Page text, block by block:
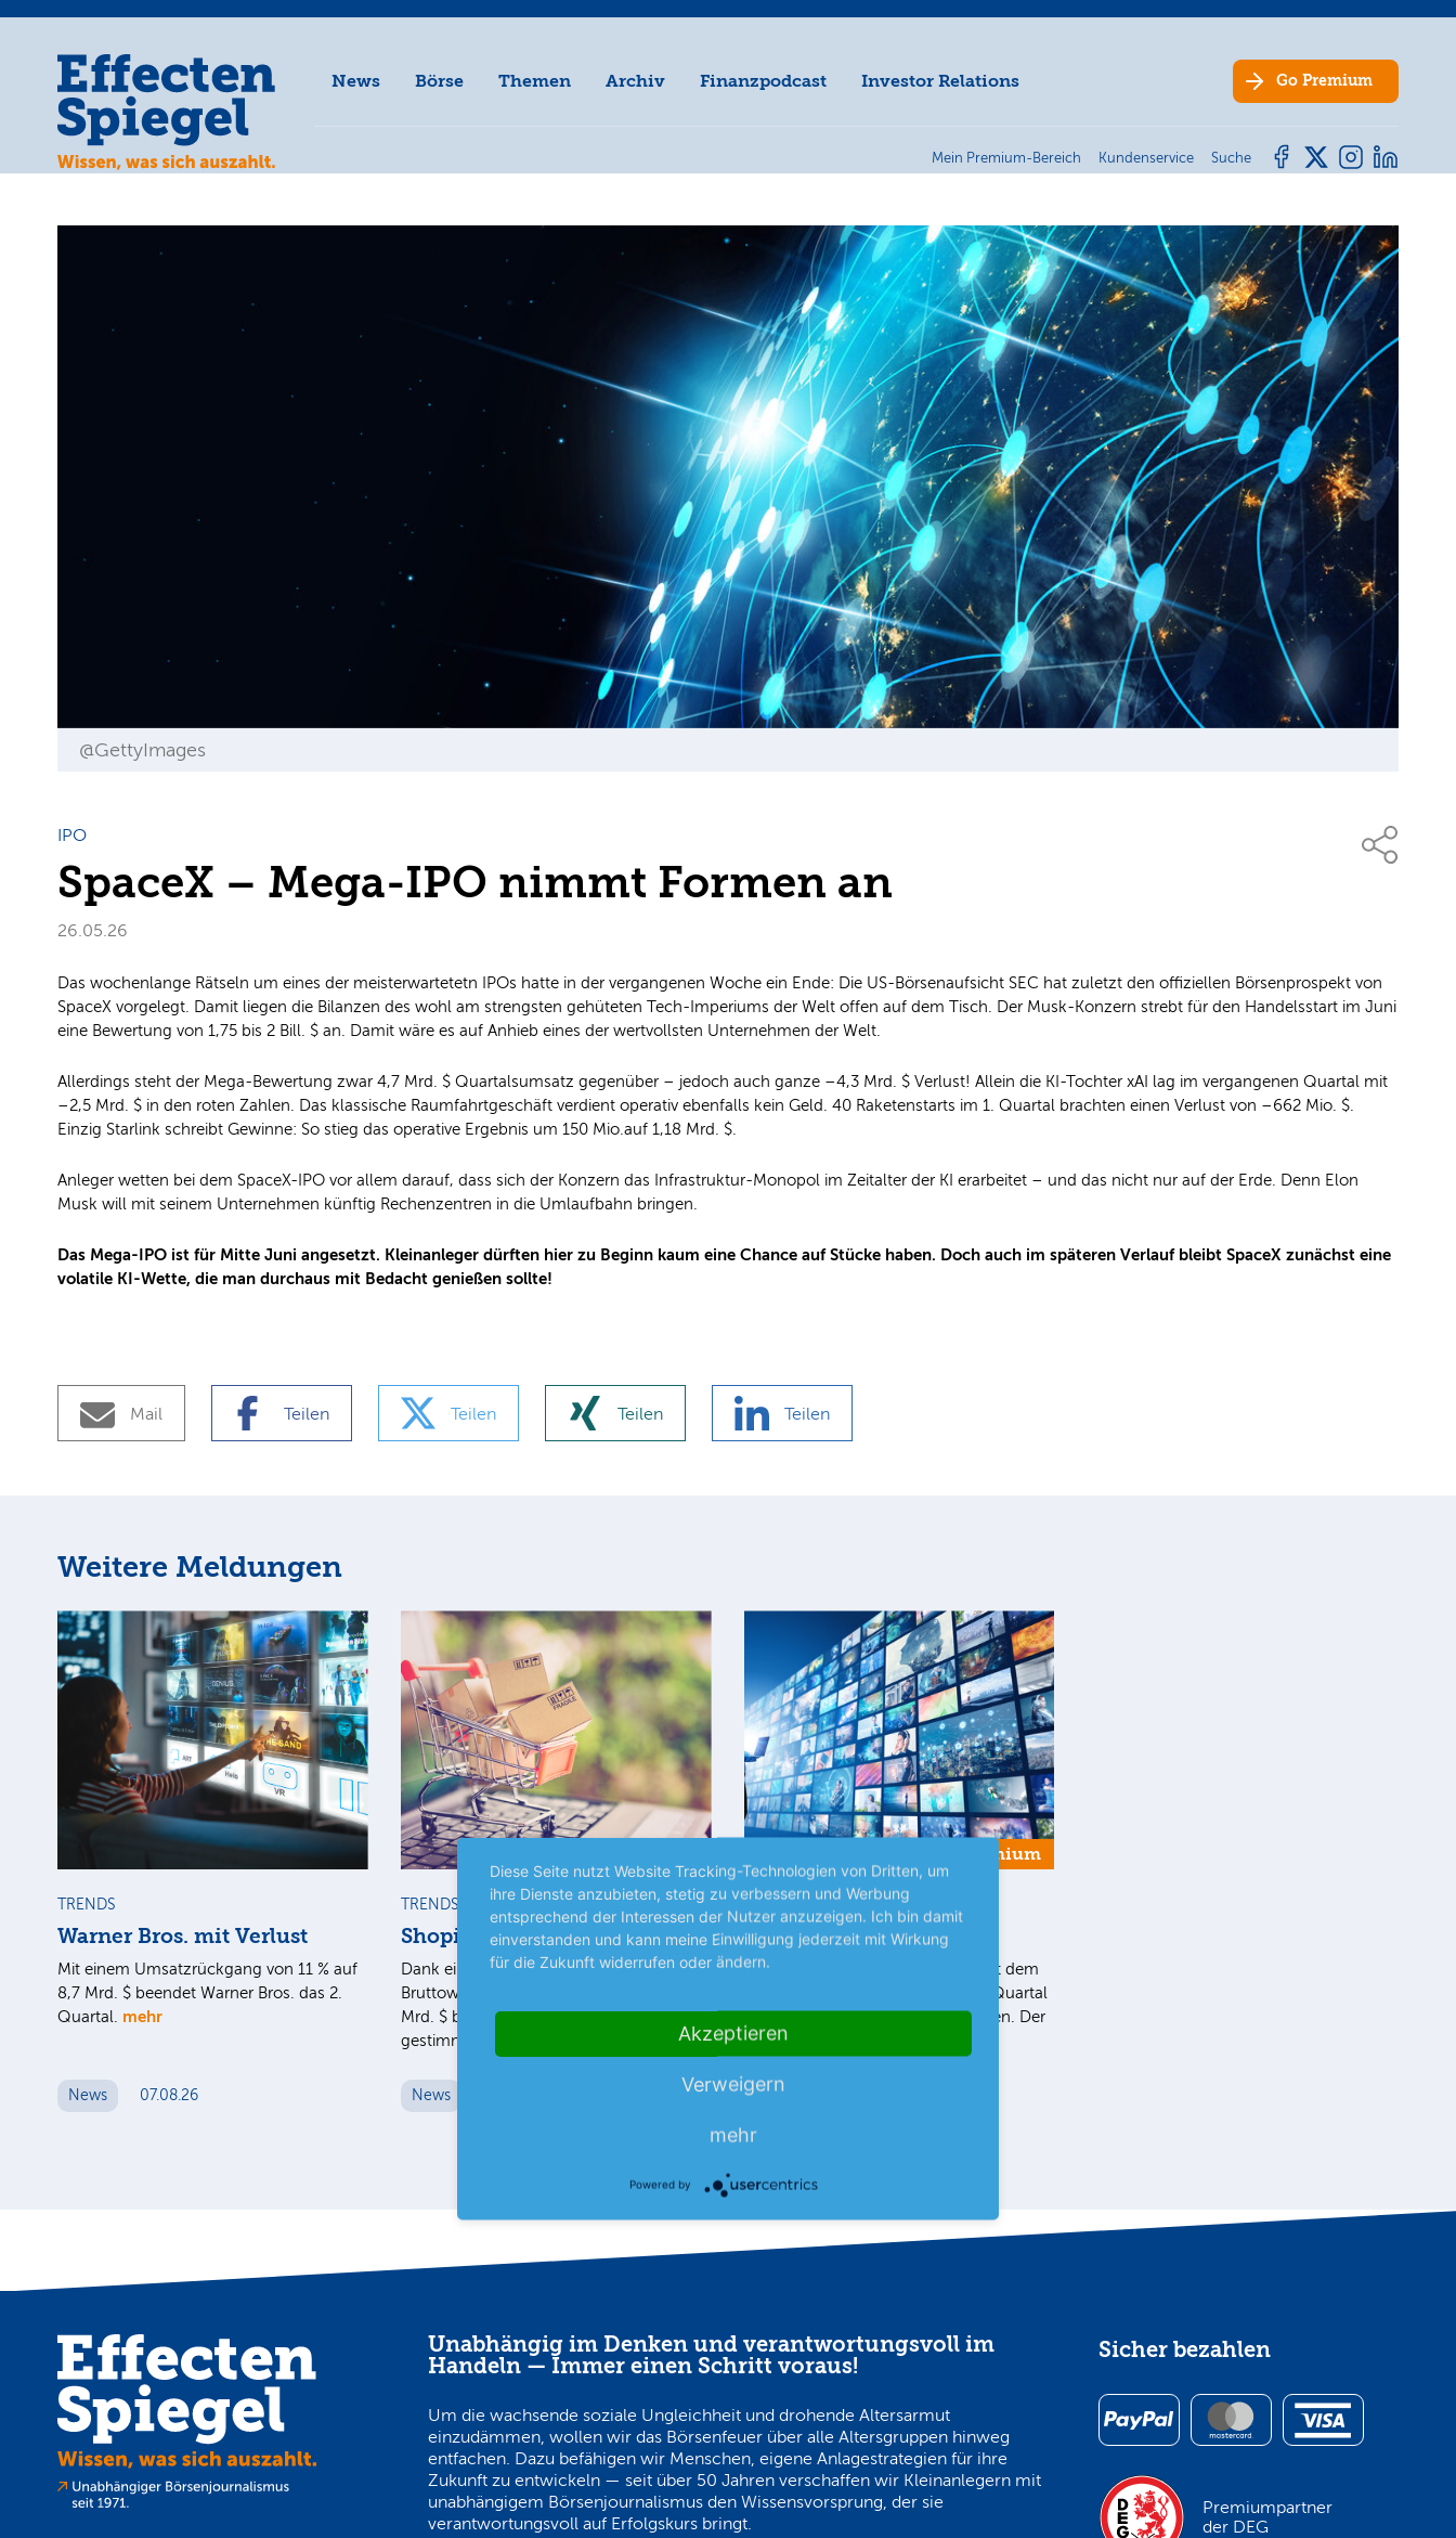
News Börse Themen Archiv Finanzpodcast Investor Relations Go Premium
Mein Premium-Bereich Kundenservice Suche
@GettyImages
IPO
SpaceX – Mega-IPO nimmt Formen an
26.05.26
Das wochenlange Rätseln um eines der meisterwartetetn IPOs hatte in der vergangenen Woche ein Ende: Die US-Börsenaufsicht SEC hat zuletzt den offiziellen Börsenprospekt von
SpaceX vorgelegt. Damit liegen die Bilanzen des wohl am strengsten gehüteten Tech-Imperiums der Welt offen auf dem Tisch. Der Musk-Konzern strebt für den Handelsstart im Juni
eine Bewertung von 1,75 bis 2 Bill. $ an. Damit wäre es auf Anhieb eines der wertvollsten Unternehmen der Welt.
Allerdings steht der Mega-Bewertung zwar 4,7 Mrd. $ Quartalsumsatz gegenüber – jedoch auch ganze –4,3 Mrd. $ Verlust! Allein die KI-Tochter xAI lag im vergangenen Quartal mit
–2,5 Mrd. $ in den roten Zahlen. Das klassische Raumfahrtgeschäft verdient operativ ebenfalls kein Geld. 40 Raketenstarts im 1. Quartal brachten einen Verlust von –662 Mio. $.
Einzig Starlink schreibt Gewinne: So stieg das operative Ergebnis um 150 Mio.auf 1,18 Mrd. $.
Anleger wetten bei dem SpaceX-IPO vor allem darauf, dass sich der Konzern das Infrastruktur-Monopol im Zeitalter der KI erarbeitet – und das nicht nur auf der Erde. Denn Elon
Musk will mit seinem Unternehmen künftig Rechenzentren in die Umlaufbahn bringen.
Das Mega-IPO ist für Mitte Juni angesetzt. Kleinanleger dürften hier zu Beginn kaum eine Chance auf Stücke haben. Doch auch im späteren Verlauf bleibt SpaceX zunächst eine
volatile KI-Wette, die man durchaus mit Bedacht genießen sollte!
Mail Teilen Teilen Teilen Teilen
Weitere Meldungen
TRENDS
Warner Bros. mit Verlust
Mit einem Umsatzrückgang von 11 % auf
8,7 Mrd. $ beendet Warner Bros. das 2.
Quartal. mehr
News 07.08.26
TRENDS
Shopify steigert Gewinn
Dank eines Anstiegs des
Bruttowarenvolumens um 32 % auf 115,6
Mrd. $ bleibt Shopify weiter optimistisch
gestimmt.
News
Premium
NEUES AUS UNTERNEHMEN
Toy Story treibt Disney
Vor allem der Film „Toy Story 5“ hat dem
Unterhaltungsriesen Disney im 3. Quartal
per Ende Juni Rückenwind gegeben. Der
Erfolg des…
News
Unabhängig im Denken und verantwortungsvoll im
Handeln — Immer einen Schritt voraus!
Um die wachsende soziale Ungleichheit und drohende Altersarmut
einzudämmen, wollen wir das Börsenfeuer über alle Altersgruppen hinweg
entfachen. Dazu befähigen wir Menschen, eigene Anlagestrategien für ihre
Zukunft zu entwickeln — seit über 50 Jahren verschaffen wir Kleinanlegern mit
unabhängigem Börsenjournalismus den Wissensvorsprung, der sie
verantwortungsvoll auf Erfolgskurs bringt.
Sicher bezahlen
Premiumpartner
der DEG
Diese Seite nutzt Website Tracking-Technologien von Dritten, um
ihre Dienste anzubieten, stetig zu verbessern und Werbung
entsprechend der Interessen der Nutzer anzuzeigen. Ich bin damit
einverstanden und kann meine Einwilligung jederzeit mit Wirkung
für die Zukunft widerrufen oder ändern.
Akzeptieren
Verweigern
mehr
Powered by